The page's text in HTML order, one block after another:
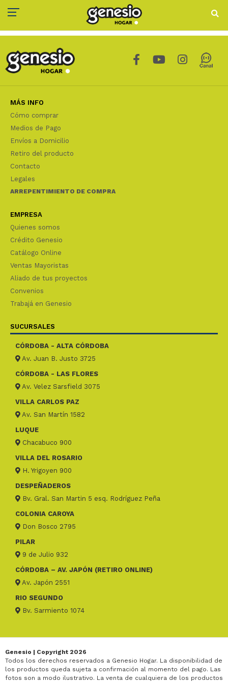
MÁS INFO
Cómo comprar
Medios de Pago
Envíos a Domicilio
Retiro del producto
Contacto
Legales
ARREPENTIMIENTO DE COMPRA
EMPRESA
Quienes somos
Crédito Genesio
Catálogo Online
Ventas Mayoristas
Aliado de tus proyectos
Convenios
Trabajá en Genesio
SUCURSALES
CÓRDOBA - ALTA CÓRDOBA
Av. Juan B. Justo 3725
CÓRDOBA - LAS FLORES
Av. Velez Sarsfield 3075
VILLA CARLOS PAZ
Av. San Martín 1582
LUQUE
Chacabuco 900
VILLA DEL ROSARIO
H. Yrigoyen 900
DESPEÑADEROS
Bv. Gral. San Martin 5 esq. Rodríguez Peña
COLONIA CAROYA
Don Bosco 2795
PILAR
9 de Julio 932
CÓRDOBA – AV. JAPÓN (RETIRO ONLINE)
Av. Japón 2551
RIO SEGUNDO
Bv. Sarmiento 1074
Genesio | Copyright 2026
Todos los derechos reservados a Genesio Hogar. La disponibilidad de
los productos queda sujeta a confirmación al momento del pago. Las
fotos son a modo ilustrativo. La venta de cualquiera de los productos